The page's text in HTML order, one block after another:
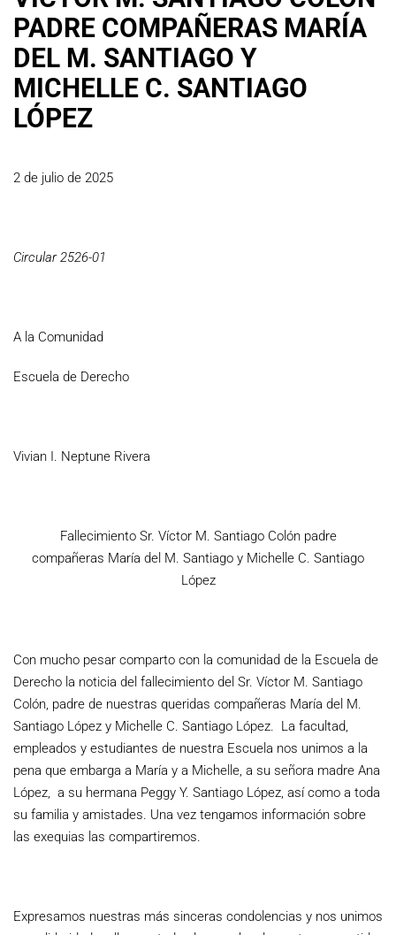
PADRE COMPAÑERAS MARÍA
DEL M. SANTIAGO Y
MICHELLE C. SANTIAGO
LÓPEZ
2 de julio de 2025
Circular 2526-01
A la Comunidad
Escuela de Derecho
Vivian I. Neptune Rivera
Fallecimiento Sr. Víctor M. Santiago Colón padre
compañeras María del M. Santiago y Michelle C. Santiago
López
Con mucho pesar comparto con la comunidad de la Escuela de
Derecho la noticia del fallecimiento del Sr. Víctor M. Santiago
Colón, padre de nuestras queridas compañeras María del M.
Santiago López y Michelle C. Santiago López. La facultad,
empleados y estudiantes de nuestra Escuela nos unimos a la
pena que embarga a María y a Michelle, a su señora madre Ana
López, a su hermana Peggy Y. Santiago López, así como a toda
su familia y amistades. Una vez tengamos información sobre
las exequias las compartiremos.
Expresamos nuestras más sinceras condolencias y nos unimos